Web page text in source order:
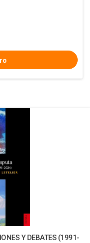
Y DEBATES (1991-